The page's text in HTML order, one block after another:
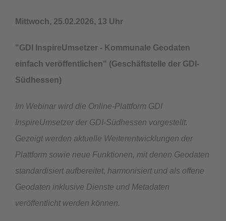
Mittwoch, 25.02.2026, 13 Uhr
"GDI InspireUmsetzer - Kommunale Geodaten
einfach veröffentlichen" (Geschäftstelle der GDI-
Südhessen)
Im Webinar wird die Online-Plattform GDI
InspireUmsetzer der GDI-Südhessen vorgestellt.
Gezeigt werden aktuelle Weiterentwicklungen der
Plattform sowie neue Funktionen, mit denen Geodaten
standardisiert aufbereitet, harmonisiert und als offene
Geodaten inklusive Dienste und Metadaten
veröffentlicht werden können.